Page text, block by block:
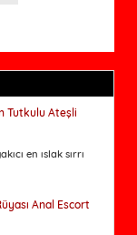
Tutkulu Ateşli
en ıslak sırrı
Anal Escort